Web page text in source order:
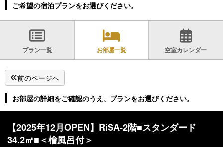
ご希望の宿泊プランをお選びください。
プラン一覧 お部屋一覧 空室カレンダー
前のページへ
お部屋の詳細をご確認のうえ、プランをお選びください。
【2025年12月OPEN】RiSA-2階■スタンダード
34.2㎡■＜檜風呂付＞